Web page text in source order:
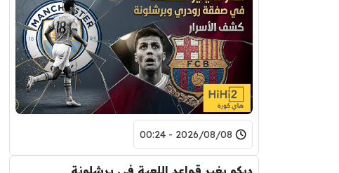
2026/08/08 - 00:24